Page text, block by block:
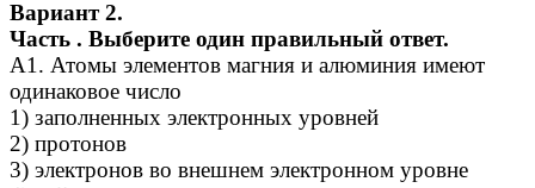
Вариант 2.
Часть . Выберите один правильный ответ.
А1. Атомы элементов магния и алюминия имеют
одинаковое число
1) заполненных электронных уровней
2) протонов
3) электронов во внешнем электронном уровне